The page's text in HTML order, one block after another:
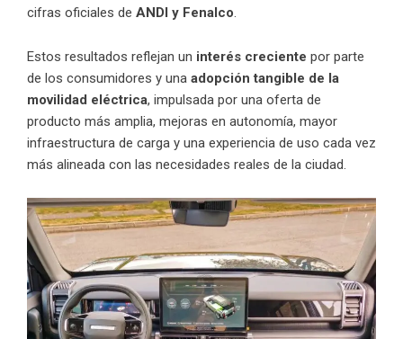
cifras oficiales de ANDI y Fenalco.
Estos resultados reflejan un interés creciente por parte
de los consumidores y una adopción tangible de la
movilidad eléctrica, impulsada por una oferta de
producto más amplia, mejoras en autonomía, mayor
infraestructura de carga y una experiencia de uso cada vez
más alineada con las necesidades reales de la ciudad.